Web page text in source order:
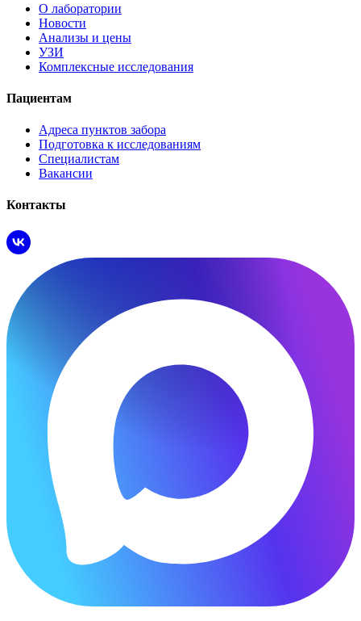
О лаборатории
Новости
Анализы и цены
УЗИ
Комплексные исследования
Пациентам
Адреса пунктов забора
Подготовка к исследованиям
Специалистам
Вакансии
Контакты